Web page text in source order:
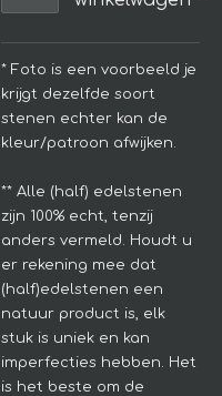
* Foto is een voorbeeld je
krijgt dezelfde soort
stenen echter kan de
kleur/patroon afwijken.
** Alle (half) edelstenen
zijn 100% echt, tenzij
anders vermeld. Houdt u
er rekening mee dat
(half)edelstenen een
natuur product is, elk
stuk is uniek en kan
imperfecties hebben.
Het
is het beste om de